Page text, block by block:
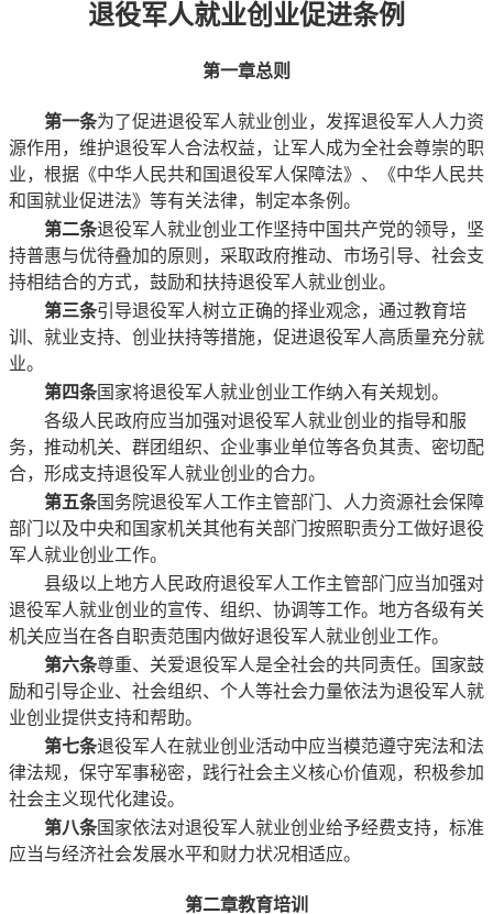
退役军人就业创业促进条例
第一章总则
第一条为了促进退役军人就业创业，发挥退役军人人力资
源作用，维护退役军人合法权益，让军人成为全社会尊崇的职
业，根据《中华人民共和国退役军人保障法》、《中华人民共
和国就业促进法》等有关法律，制定本条例。
第二条退役军人就业创业工作坚持中国共产党的领导，坚
持普惠与优待叠加的原则，采取政府推动、市场引导、社会支
持相结合的方式，鼓励和扶持退役军人就业创业。
第三条引导退役军人树立正确的择业观念，通过教育培
训、就业支持、创业扶持等措施，促进退役军人高质量充分就
业。
第四条国家将退役军人就业创业工作纳入有关规划。
各级人民政府应当加强对退役军人就业创业的指导和服
务，推动机关、群团组织、企业事业单位等各负其责、密切配
合，形成支持退役军人就业创业的合力。
第五条国务院退役军人工作主管部门、人力资源社会保障
部门以及中央和国家机关其他有关部门按照职责分工做好退役
军人就业创业工作。
县级以上地方人民政府退役军人工作主管部门应当加强对
退役军人就业创业的宣传、组织、协调等工作。地方各级有关
机关应当在各自职责范围内做好退役军人就业创业工作。
第六条尊重、关爱退役军人是全社会的共同责任。国家鼓
励和引导企业、社会组织、个人等社会力量依法为退役军人就
业创业提供支持和帮助。
第七条退役军人在就业创业活动中应当模范遵守宪法和法
律法规，保守军事秘密，践行社会主义核心价值观，积极参加
社会主义现代化建设。
第八条国家依法对退役军人就业创业给予经费支持，标准
应当与经济社会发展水平和财力状况相适应。
第二章教育培训